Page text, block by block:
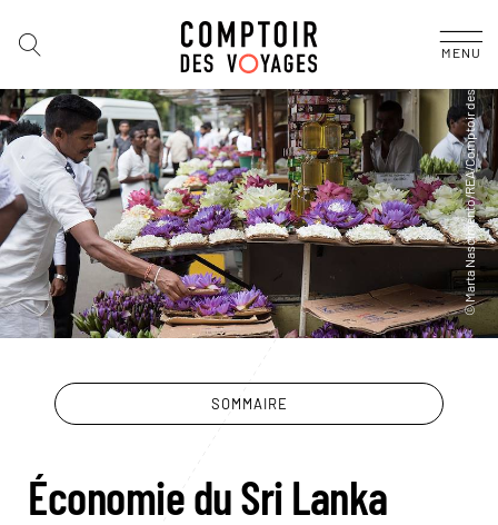
MENU
SOMMAIRE
Économie du Sri Lanka